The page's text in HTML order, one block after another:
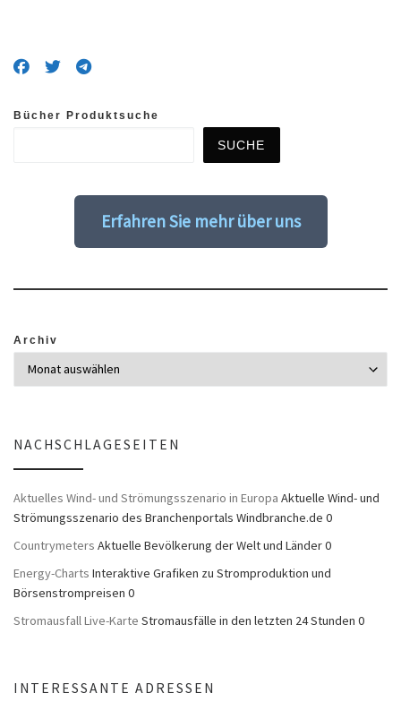
Bücher Produktsuche
SUCHE
Erfahren Sie mehr über uns
Archiv
NACHSCHLAGESEITEN
Aktuelles Wind- und Strömungsszenario in Europa Aktuelle Wind- und
Strömungsszenario des Branchenportals Windbranche.de 0
Countrymeters Aktuelle Bevölkerung der Welt und Länder 0
Energy-Charts Interaktive Grafiken zu Stromproduktion und
Börsenstrompreisen 0
Stromausfall Live-Karte Stromausfälle in den letzten 24 Stunden 0
INTERESSANTE ADRESSEN